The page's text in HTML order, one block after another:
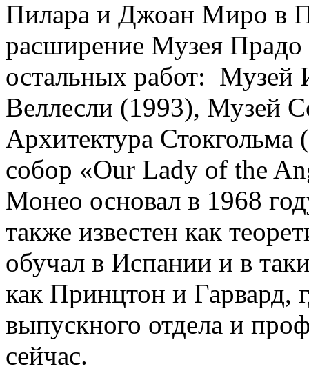
Пилара и Джоан Миро в
расширение Музея
остальных работ: Музей
Веллесли (1993), Музей
Архитектура
собор «Our Lady of the
Монео основал в 1968
также известен как
обучал в Испании и в
как Принцтон и Гарвард,
выпускного отдела и
сейчас.